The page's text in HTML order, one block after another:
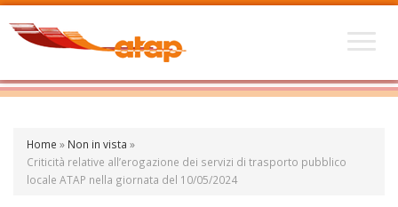
Home » Non in vista »
Criticità relative all’erogazione dei servizi di trasporto pubblico
locale ATAP nella giornata del 10/05/2024